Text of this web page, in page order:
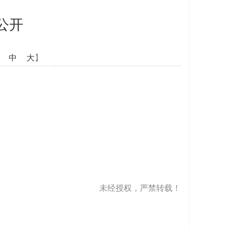
开
中 大 】
未经授权，严禁转载！